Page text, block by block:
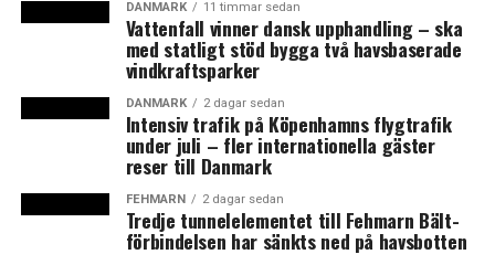
Stor dansk fusion mellan biotechföretaget Novozymes
och ingredienstillverkaren Chr. Hansen
DANMARK 11 timmar sedan
Vattenfall vinner dansk upphandling – ska
med statligt stöd bygga två havsbaserade
vindkraftsparker
DANMARK 2 dagar sedan
Intensiv trafik på Köpenhamns flygtrafik
under juli – fler internationella gäster
reser till Danmark
FEHMARN 2 dagar sedan
Tredje tunnelelementet till Fehmarn Bält-
förbindelsen har sänkts ned på havsbotten